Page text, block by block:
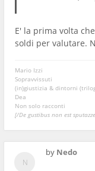
E' la prima volta
soldi per valutare.
Mario Izzi
Sopravvissuti
(in)giustizia & dintorni
Dea
Non solo racconti
[/De gustibus non est
by Nedo